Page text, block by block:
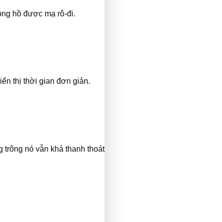
hồ được mạ rô-đi.
thị thời gian đơn giản.
nó vẫn khá thanh thoát